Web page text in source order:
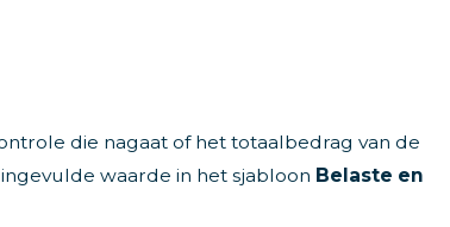
die nagaat of het totaalbedrag van de
waarde in het sjabloon Belaste en